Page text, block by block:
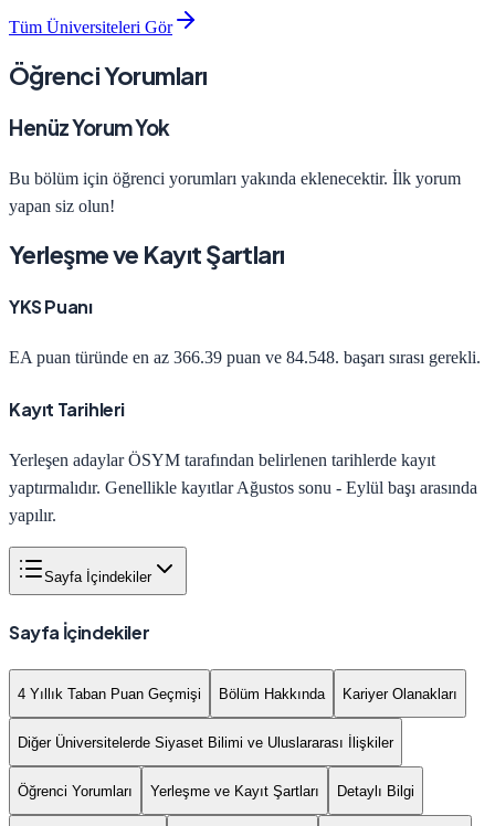
Tüm Üniversiteleri Gör
Öğrenci Yorumları
Henüz Yorum Yok
Bu bölüm için öğrenci yorumları yakında eklenecektir. İlk yorum
yapan siz olun!
Yerleşme ve Kayıt Şartları
YKS Puanı
EApuan türünde en az 366.39 puan ve 84.548. başarı sırası gerekli.
Kayıt Tarihleri
Yerleşen adaylar ÖSYM tarafından belirlenen tarihlerde kayıt
yaptırmalıdır. Genellikle kayıtlar Ağustos sonu - Eylül başı arasında
yapılır.
Sayfa İçindekiler
Sayfa İçindekiler
4 Yıllık Taban Puan Geçmişi Bölüm Hakkında Kariyer Olanakları
Diğer Üniversitelerde Siyaset Bilimi ve Uluslararası İlişkiler
Öğrenci Yorumları Yerleşme ve Kayıt Şartları Detaylı Bilgi